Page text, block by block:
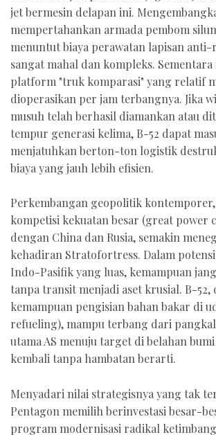
jet bermesin delapan ini.
mempertahankan armada pembom
menuntut biaya perawatan lapisan
sangat mahal dan kompleks. Sementara
platform "truk komparasi" yang relatif
dioperasikan per jam terbangnya. Jika
musuh telah berhasil diamankan atau
tempur generasi kelima, B-52 dapat
menjatuhkan berton-ton logistik
biaya yang jauh lebih efisien.
Perkembangan geopolitik
kompetisi kekuatan besar (great power
dengan China dan Rusia, semakin
kehadiran Stratofortress. Dalam
Indo-Pasifik yang luas, kemampuan
tanpa transit menjadi aset krusial. B-52,
kemampuan pengisian bahan bakar di
refueling), mampu terbang dari
utama AS menuju target di belahan
kembali tanpa hambatan berarti.
Menyadari nilai strategisnya yang tak
Pentagon memilih berinvestasi besar-
program modernisasi radikal ketimbang